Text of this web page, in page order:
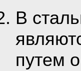
В
путем